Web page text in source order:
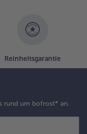
Reinheitsgarantie
rund um bofrost* an.